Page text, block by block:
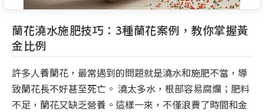
蘭花澆水施肥技巧：3種蘭花案例，教你掌握黃
金比例
許多人養蘭花，最常遇到的問題就是澆水和施肥不當，導
致蘭花長不好甚至死亡。 澆太多水，根部容易腐爛；肥料
不足，蘭花又缺乏營養。這樣一來，不僅浪費了時間和金